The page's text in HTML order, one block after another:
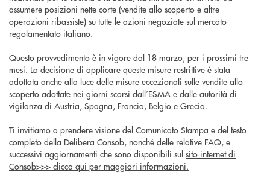
assumere posizioni nette corte (vendite allo scoperto e altre
operazioni ribassiste) su tutte le azioni negoziate sul mercato
regolamentato italiano.
Questo provvedimento è in vigore dal 18 marzo, per i prossimi tre
mesi. La decisione di applicare queste misure restrittive è stata
adottata anche alla luce delle misure eccezionali sulle vendite allo
scoperto adottate nei giorni scorsi dall’ESMA e dalle autorità di
vigilanza di Austria, Spagna, Francia, Belgio e Grecia.
Ti invitiamo a prendere visione del Comunicato Stampa e del testo
completo della Delibera Consob, nonché delle relative FAQ, e
successivi aggiornamenti che sono disponibili sul sito internet di
Consob>>> clicca qui per maggiori informazioni.